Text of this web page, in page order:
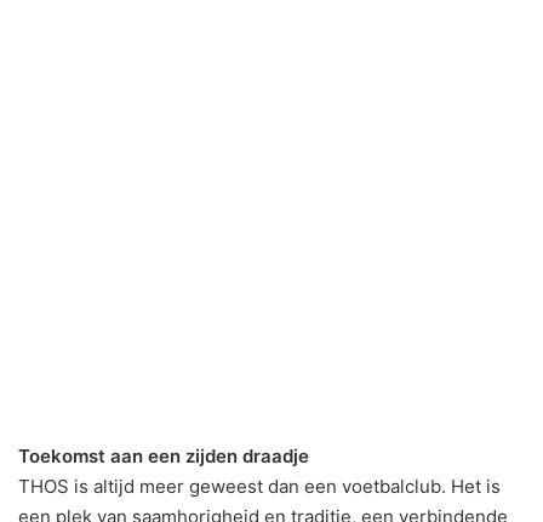
Toekomst aan een zijden draadje
THOS is altijd meer geweest dan een voetbalclub. Het is
een plek van saamhorigheid en traditie, een verbindende